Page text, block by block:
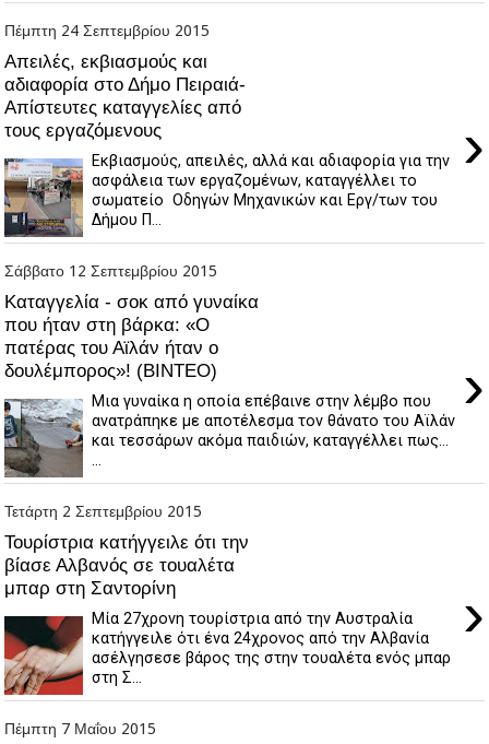
Πέμπτη 24 Σεπτεμβρίου 2015
Απειλές, εκβιασμούς και
αδιαφορία στο Δήμο Πειραιά-
Απίστευτες καταγγελίες από
τους εργαζόμενους
›
Εκβιασμούς, απειλές, αλλά και αδιαφορία για την
ασφάλεια των εργαζομένων, καταγγέλλει το
σωματείο Οδηγών Μηχανικών και Εργ/των του
Δήμου Π...
Σάββατο 12 Σεπτεμβρίου 2015
Καταγγελία - σοκ από γυναίκα
που ήταν στη βάρκα: «Ο
πατέρας του Αϊλάν ήταν ο
δουλέμπορος»! (BINTEO)
›
Μια γυναίκα η οποία επέβαινε στην λέμβο που
ανατράπηκε με αποτέλεσμα τον θάνατο του Αϊλάν
και τεσσάρων ακόμα παιδιών, καταγγέλλει πως...
...
Τετάρτη 2 Σεπτεμβρίου 2015
Τουρίστρια κατήγγειλε ότι την
βίασε Αλβανός σε τουαλέτα
μπαρ στη Σαντορίνη
›
Μία 27χρονη τουρίστρια από την Αυστραλία
κατήγγειλε ότι ένα 24χρονος από την Αλβανία
ασέλγησεσε βάρος της στην τουαλέτα ενός μπαρ
στη Σ...
Πέμπτη 7 Μαΐου 2015